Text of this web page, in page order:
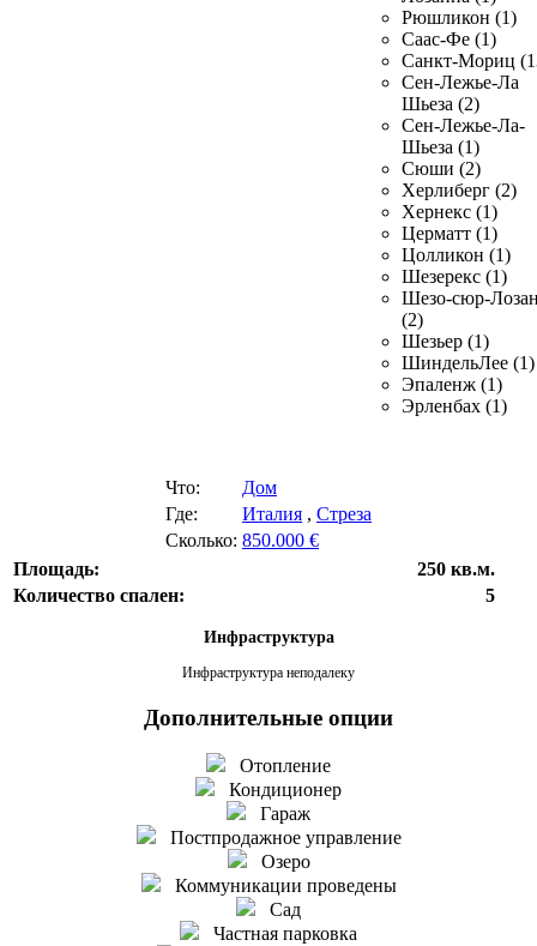
Рюшликон (1)
Саас-Фе (1)
Санкт-Мориц
Сен-Лежье-Ла
Шьеза (2)
Сен-Лежье-Ла-
Шьеза (1)
Сюши (2)
Херлиберг (2)
Хернекс (1)
Церматт (1)
Цолликон (1)
Шезерекс (1)
Шезо-сюр-
(2)
Шезьер (1)
ШиндельЛее (1)
Эпаленж (1)
Эрленбах (1)
Что:
Дом
Где:
Италия , Стреза
Сколько: 850.000 €
Площадь:
250 кв.м.
Количество спален:
5
Инфраструктура
Инфраструктура неподалеку
Дополнительные опции
Отопление
Кондиционер
Гараж
Постпродажное управление
Озеро
Коммуникации проведены
Сад
Частная парковка